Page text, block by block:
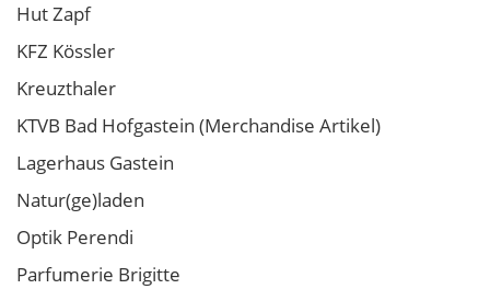
Hut Zapf
KFZ Kössler
Kreuzthaler
KTVB Bad Hofgastein (Merchandise Artikel)
Lagerhaus Gastein
Natur(ge)laden
Optik Perendi
Parfumerie Brigitte